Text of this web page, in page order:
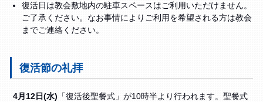
復活日は教会敷地内の駐車スペースはご利用いただけません。
ご了承ください。なお事情によりご利用を希望される方は教会
までご連絡ください。
復活節の礼拝
4月12日(水) 「復活後聖餐式」が10時半より行われます。聖餐式